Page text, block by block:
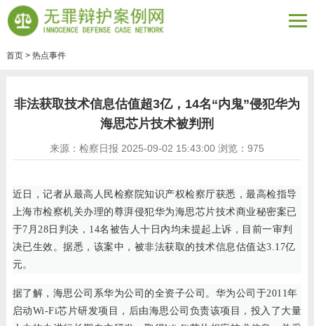
首页> 热点事件
非法获取技术信息估值超3亿，14名“内鬼”侵犯华为
海思芯片技术被判刑
来源：检察日报 2025-09-02 15:43:00 浏览： 975
近日，记者从最高人民检察院知识产权检察厅获悉，最高检指导
上海市检察机关办理的尊湃侵犯华为海思芯片技术商业秘密案已
于7月28日判决，14名被告人十日内均未提起上诉，目前一审判
决已生效。据悉，该案中，被非法获取的技术信息估值达3.17亿
元。
据了解，海思公司系华为公司的全资子公司。华为公司于2011年
启动Wi-Fi芯片研发项目，后由海思公司负责该项目，投入了大量